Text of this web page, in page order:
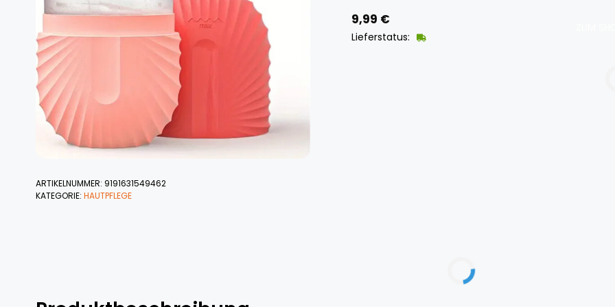
ARTIKELNUMMER: 9191631549462
KATEGORIE: HAUTPFLEGE
9,99 €
Lieferstatus: